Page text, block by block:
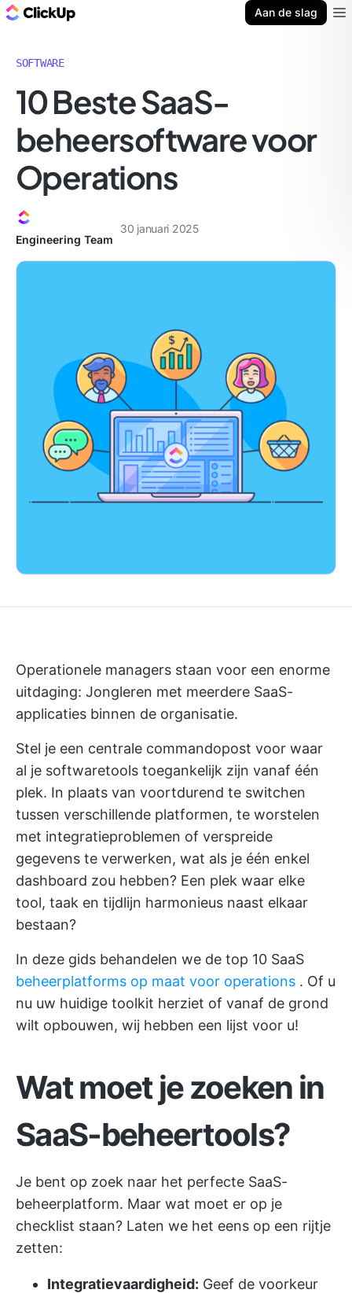
Aan de slag
SOFTWARE
10 Beste SaaS-
beheersoftware voor
Operations
Engineering Team
30 januari 2025
Operationele managers staan voor een enorme
uitdaging: Jongleren met meerdere SaaS-
applicaties binnen de organisatie.
Stel je een centrale commandopost voor waar
al je softwaretools toegankelijk zijn vanaf één
plek. In plaats van voortdurend te switchen
tussen verschillende platformen, te worstelen
met integratieproblemen of verspreide
gegevens te verwerken, wat als je één enkel
dashboard zou hebben? Een plek waar elke
tool, taak en tijdlijn harmonieus naast elkaar
bestaan?
In deze gids behandelen we de top 10 SaaS
beheerplatforms op maat voor operations . Of u
nu uw huidige toolkit herziet of vanaf de grond
wilt opbouwen, wij hebben een lijst voor u!
Wat moet je zoeken in
SaaS-beheertools?
Je bent op zoek naar het perfecte SaaS-
beheerplatform. Maar wat moet er op je
checklist staan? Laten we het eens op een rijtje
zetten:
Integratievaardigheid: Geef de voorkeur